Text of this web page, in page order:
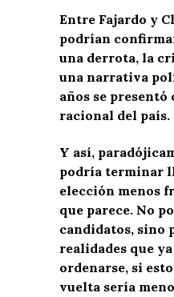
Entre Fajardo y
podrían
una derrota, la
una narrativa
años se
racional del país.
Y así,
podría terminar
elección menos
que parece. No
candidatos, sino
realidades que
ordenarse, si
vuelta sería